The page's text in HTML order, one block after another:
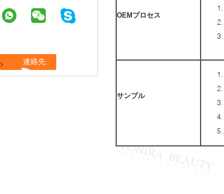
OEMプロセス
サンプル